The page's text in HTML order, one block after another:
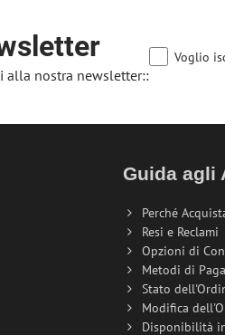
alla nostra newsletter::
Voglio
Guida agli
Perché
Resi e Reclami
Opzioni di
Metodi di
Stato
Modifica
Disponibilità